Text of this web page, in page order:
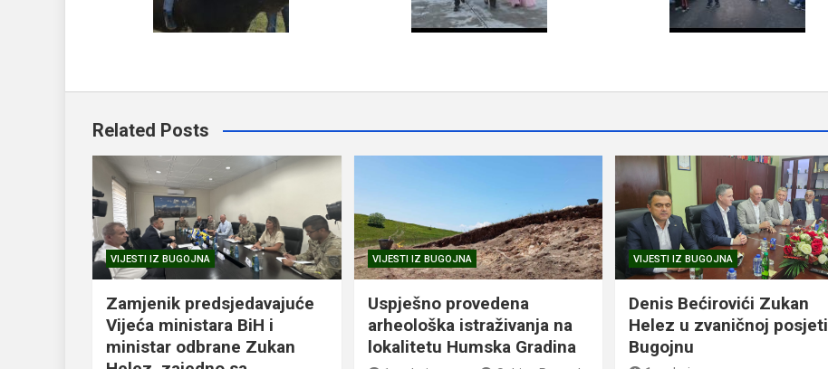
Related Posts
VIJESTI IZ BUGOJNA
Zamjenik predsjedavajuće
Vijeća ministara BiH i
ministar odbrane Zukan
VIJESTI IZ BUGOJNA
Uspješno provedena
arheološka istraživanja na
lokalitetu Humska Gradina
VIJESTI IZ BUGOJNA
Denis Bećirovići Zukan
Helez u zvaničnoj posjeti
Bugojnu